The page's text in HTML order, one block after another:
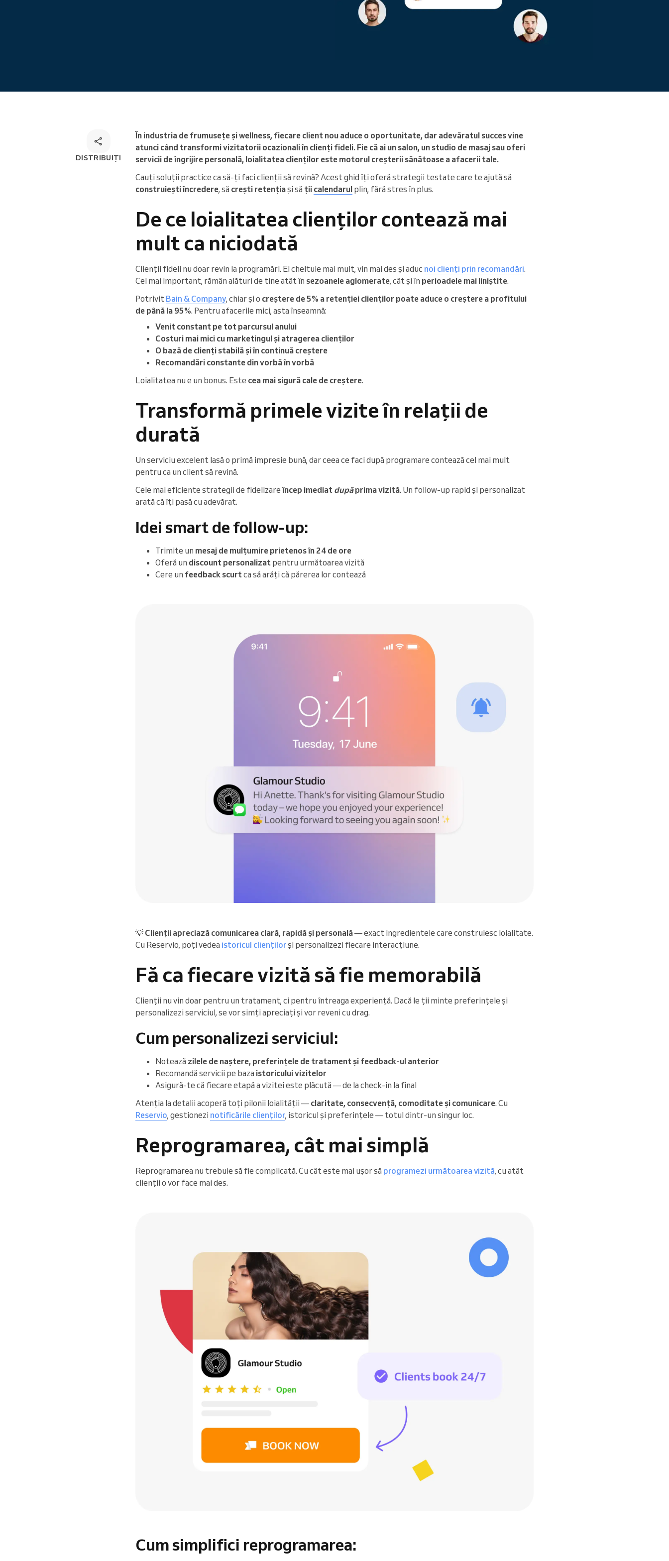
Citiți mai mult
DISTRIBUIȚI
În industria de frumusețe și wellness, fiecare client nou aduce o oportunitate, dar adevăratul succes vine
atunci când transformi vizitatorii ocazionali în clienți fideli. Fie că ai un salon, un studio de masaj sau oferi
servicii de îngrijire personală, loialitatea clienților este motorul creșterii sănătoase a afacerii tale.
Cauți soluții practice ca să-ți faci clienții să revină? Acest ghid îți oferă strategii testate care te ajută să
construiești încredere, să crești retențiași să ții calendarul plin, fără stres în plus.
De ce loialitatea clienților contează mai
mult ca niciodată
Clienții fideli nu doar revin la programări. Ei cheltuie mai mult, vin mai des și aduc noi clienți prin recomandări.
Cel mai important, rămân alături de tine atât în sezoanele aglomerate, cât și în perioadele mai liniștite.
Potrivit Bain & Company, chiar și o creștere de 5% a retenției clienților poate aduce o creștere a profitului
de până la 95%. Pentru afacerile mici, asta înseamnă:
Venit constant pe tot parcursul anului
Costuri mai mici cu marketingul și atragerea clienților
O bază de clienți stabilă și în continuă creștere
Recomandări constante din vorbă în vorbă
Loialitatea nu e un bonus. Este cea mai sigură cale de creștere.
Transformă primele vizite în relații de
durată
Un serviciu excelent lasă o primă impresie bună, dar ceea ce faci după programare contează cel mai mult
pentru ca un client să revină.
Cele mai eficiente strategii de fidelizareîncep imediat dupăprima vizită. Un follow-up rapid și personalizat
arată că îți pasă cu adevărat.
Idei smart de follow-up:
Trimite un mesaj de mulțumire prietenos în 24 de ore
Oferă un discount personalizat pentru următoarea vizită
Cere un feedback scurt ca să arăți că părerea lor contează
💡 Clienții apreciază comunicarea clară, rapidă și personală— exact ingredientele care construiesc loialitate.
Cu Reservio, poți vedea istoricul cliențilorși personalizezi fiecare interacțiune.
Fă ca fiecare vizită să fie memorabilă
Clienții nu vin doar pentru un tratament, ci pentru întreaga experiență. Dacă le ții minte preferințele și
personalizezi serviciul, se vor simți apreciați și vor reveni cu drag.
Cum personalizezi serviciul:
Notează zilele de naștere, preferințele de tratament și feedback-ul anterior
Recomandă servicii pe baza istoricului vizitelor
Asigură-te că fiecare etapă a vizitei este plăcută — de la check-in la final
Atenția la detalii acoperă toți pilonii loialității — claritate, consecvență, comoditate și comunicare. Cu
Reservio, gestionezi notificările clienților, istoricul și preferințele — totul dintr-un singur loc.
Reprogramarea, cât mai simplă
Reprogramarea nu trebuie să fie complicată. Cu cât este mai ușor să programezi următoarea vizită, cu atât
clienții o vor face mai des.
Cum simplifici reprogramarea: